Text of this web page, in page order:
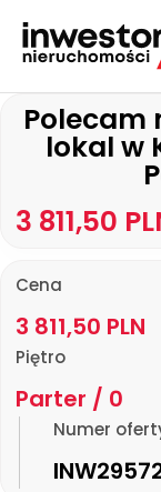
Polecam
lokal w
3 811,50
Cena
3 811,50 PLN
Piętro
Parter / 0
Numer